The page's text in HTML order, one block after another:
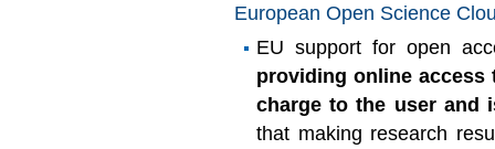
European Open Science
EU support for open
providing online
charge to the user and
that making research